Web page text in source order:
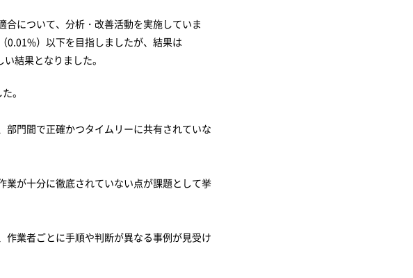
合について、分析・改善活動を実施していま
0.01%）以下を目指しましたが、結果は
結果となりました。
。
部門間で正確かつタイムリーに共有されていな
業が十分に徹底されていない点が課題として挙
作業者ごとに手順や判断が異なる事例が見受け